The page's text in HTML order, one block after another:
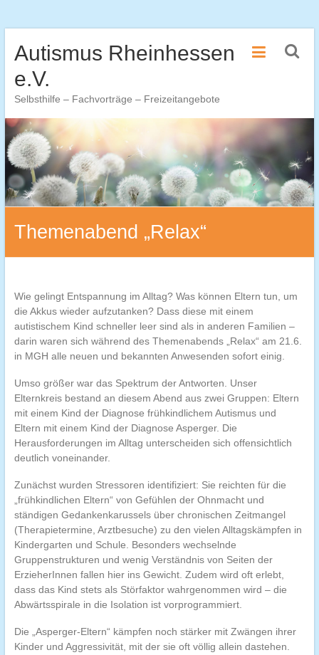
Inhalt
Autismus Rheinhessen
e.V.
Selbsthilfe – Fachvorträge – Freizeitangebote
Themenabend „Relax“
Wie gelingt Entspannung im Alltag? Was können Eltern tun, um
die Akkus wieder aufzutanken? Dass diese mit einem
autistischem Kind schneller leer sind als in anderen Familien –
darin waren sich während des Themenabends „Relax“ am 21.6.
in MGH alle neuen und bekannten Anwesenden sofort einig.
Umso größer war das Spektrum der Antworten. Unser
Elternkreis bestand an diesem Abend aus zwei Gruppen: Eltern
mit einem Kind der Diagnose frühkindlichem Autismus und
Eltern mit einem Kind der Diagnose Asperger. Die
Herausforderungen im Alltag unterscheiden sich offensichtlich
deutlich voneinander.
Zunächst wurden Stressoren identifiziert: Sie reichten für die
„frühkindlichen Eltern“ von Gefühlen der Ohnmacht und
ständigen Gedankenkarussels über chronischen Zeitmangel
(Therapietermine, Arztbesuche) zu den vielen Alltagskämpfen in
Kindergarten und Schule. Besonders wechselnde
Gruppenstrukturen und wenig Verständnis von Seiten der
ErzieherInnen fallen hier ins Gewicht. Zudem wird oft erlebt,
dass das Kind stets als Störfaktor wahrgenommen wird – die
Abwärtsspirale in die Isolation ist vorprogrammiert.
Die „Asperger-Eltern“ kämpfen noch stärker mit Zwängen ihrer
Kinder und Aggressivität, mit der sie oft völlig allein dastehen.